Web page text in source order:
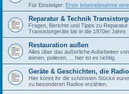
Für Einsteiger: Erste Inbetriebnahme
Reparatur & Technik
Fragen, Berichte und Tipps zu
Transistorgeräte bis in die 1970er Jahre.
Restauration außen
Alles über das äußerliche Aufarbeiten
leimen, polieren, ... hier ist es richtig.
Geräte & Geschichten, die
Hier könnt ihr die schönsten Stücke
zu besonderen Radios erzählen.